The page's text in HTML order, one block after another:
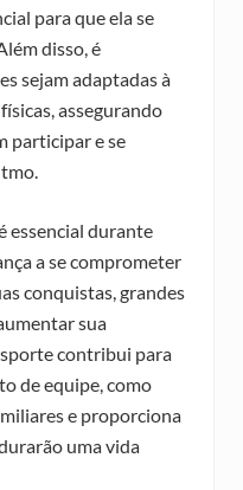
para que ela se
disso, é
sejam adaptadas à
assegurando
participar e se
essencial durante
a se comprometer
conquistas, grandes
sua
contribui para
de equipe, como
e proporciona
uma vida